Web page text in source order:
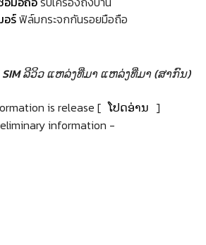
อร์ฟิล์มกระจกกันรอยมือถือ
ລີວິວ ແຫລ່ງທີ່ມາ ແຫລ່ງທີ່ມາ (ສາກົນ)
is release [ ໂປດອ່ານ ]
information -